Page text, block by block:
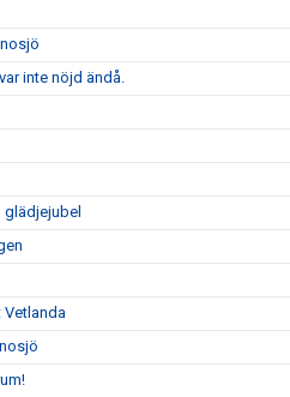
inte nöjd ändå.
Vetlanda